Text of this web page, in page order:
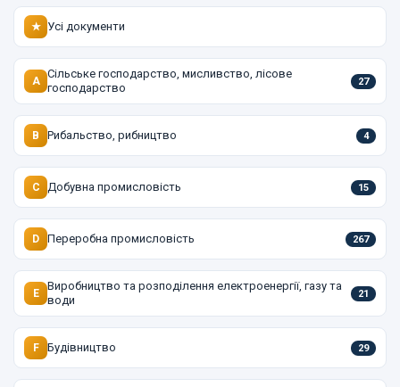
★ Усі документи
A
Сільське господарство, мисливство, лісове
господарство
27
B Рибальство, рибництво 4
C Добувна промисловість 15
D Переробна промисловість 267
E
Виробництво та розподілення електроенергії, газу та
води
21
F Будівництво 29